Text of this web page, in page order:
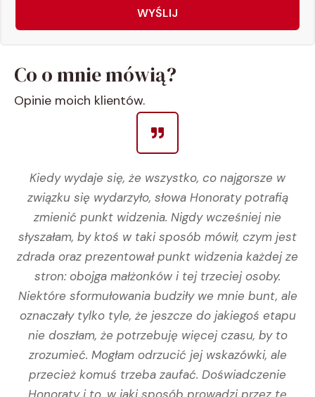
WYŚLIJ
Co o mnie mówią?
Opinie moich klientów.
Kiedy wydaje się, że wszystko, co najgorsze w
związku się wydarzyło, słowa Honoraty potrafią
zmienić punkt widzenia. Nigdy wcześniej nie
słyszałam, by ktoś w taki sposób mówił, czym jest
zdrada oraz prezentował punkt widzenia każdej ze
stron: obojga małżonków i tej trzeciej osoby.
Niektóre sformułowania budziły we mnie bunt, ale
oznaczały tylko tyle, że jeszcze do jakiegoś etapu
nie doszłam, że potrzebuję więcej czasu, by to
zrozumieć. Mogłam odrzucić jej wskazówki, ale
przecież komuś trzeba zaufać. Doświadczenie